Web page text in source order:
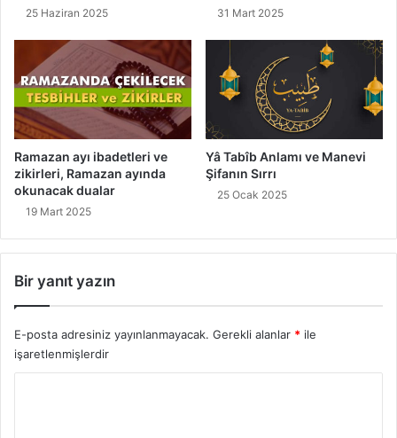
25 Haziran 2025 31 Mart 2025
Ramazan ayı ibadetleri ve
zikirleri, Ramazan ayında
okunacak dualar
19 Mart 2025
Yâ Tabîb Anlamı ve Manevi
Şifanın Sırrı
25 Ocak 2025
Bir yanıt yazın
E-posta adresiniz yayınlanmayacak. Gerekli alanlar * ile
işaretlenmişlerdir